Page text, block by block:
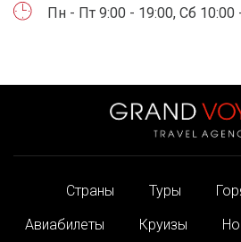
Пн - Пт 9:00 - 19:00, Сб 10:00
Страны Туры
Авиабилеты
Круизы